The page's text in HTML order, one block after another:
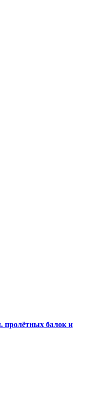
пролётных балок и